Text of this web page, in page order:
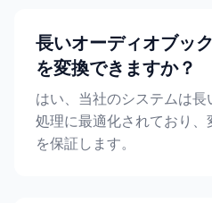
長いオーディオブッ
を変換できますか？
はい、当社のシステムは
処理に最適化されており
を保証します。